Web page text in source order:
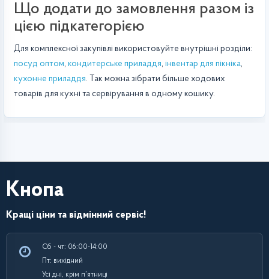
Що додати до замовлення разом із
цією підкатегорією
Для комплексної закупівлі використовуйте внутрішні розділи:
посуд оптом, кондитерське приладдя, інвентар для пікніка,
кухонне приладдя. Так можна зібрати більше ходових
товарів для кухні та сервірування в одному кошику.
Кнопа
Кращі ціни та відмінний сервіс!
Сб - чт: 06:00-14:00
Пт: вихідний
Усі дні, крім п’ятниці